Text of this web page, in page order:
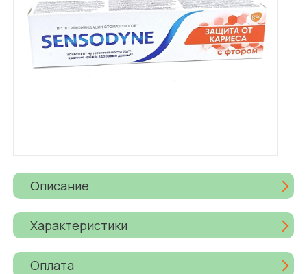
Описание
Характеристики
Оплата